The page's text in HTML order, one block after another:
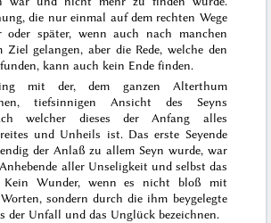
die nur einmal auf dem rechten Wege
später, wenn auch nach manchen
gelangen, aber die Rede, welche den
kann auch kein Ende finden.
mit der, dem ganzen Alterthum
tiefsinnigen Ansicht des Seyns
welcher dieses der Anfang alles
und Unheils ist. Das erste Seyende
der Anlaß zu allem Seyn wurde, war
aller Unseligkeit und selbst das
Kein Wunder, wenn es nicht bloß mit
sondern durch die ihm beygelegte
der Unfall und das Unglück bezeichnen.